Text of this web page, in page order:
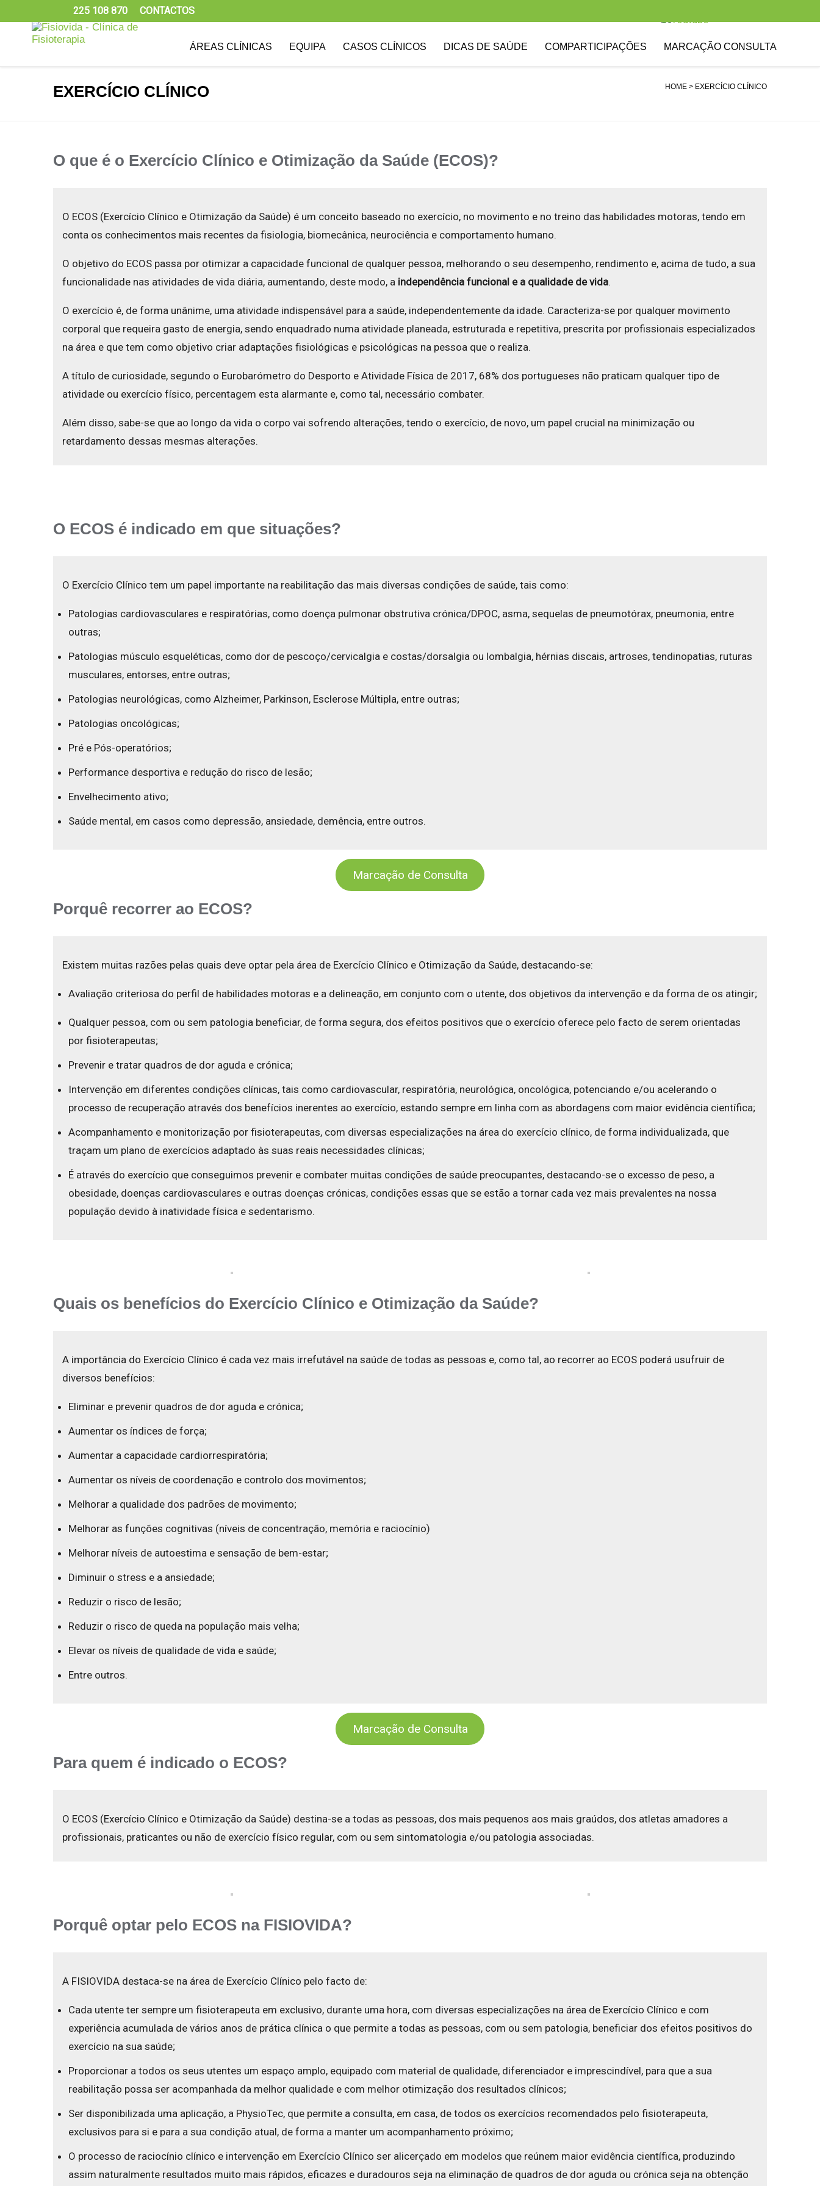
225 108 870 CONTACTOS
ÁREAS CLÍNICAS EQUIPA CASOS CLÍNICOS DICAS DE SAÚDE COMPARTICIPAÇÕES MARCAÇÃO CONSULTA
EXERCÍCIO CLÍNICO HOME > EXERCÍCIO CLÍNICO
O que é o Exercício Clínico e Otimização da Saúde (ECOS)?
O ECOS (Exercício Clínico e Otimização da Saúde) é um conceito baseado no exercício, no movimento e no treino das habilidades motoras, tendo em
conta os conhecimentos mais recentes da fisiologia, biomecânica, neurociência e comportamento humano.
O objetivo do ECOS passa por otimizar a capacidade funcional de qualquer pessoa, melhorando o seu desempenho, rendimento e, acima de tudo, a sua
funcionalidade nas atividades de vida diária, aumentando, deste modo, a independência funcional e a qualidade de vida.
O exercício é, de forma unânime, uma atividade indispensável para a saúde, independentemente da idade. Caracteriza-se por qualquer movimento
corporal que requeira gasto de energia, sendo enquadrado numa atividade planeada, estruturada e repetitiva, prescrita por profissionais especializados
na área e que tem como objetivo criar adaptações fisiológicas e psicológicas na pessoa que o realiza.
A título de curiosidade, segundo o Eurobarómetro do Desporto e Atividade Física de 2017, 68% dos portugueses não praticam qualquer tipo de
atividade ou exercício físico, percentagem esta alarmante e, como tal, necessário combater.
Além disso, sabe-se que ao longo da vida o corpo vai sofrendo alterações, tendo o exercício, de novo, um papel crucial na minimização ou
retardamento dessas mesmas alterações.
O ECOS é indicado em que situações?
O Exercício Clínico tem um papel importante na reabilitação das mais diversas condições de saúde, tais como:
Patologias cardiovasculares e respiratórias, como doença pulmonar obstrutiva crónica/DPOC, asma, sequelas de pneumotórax, pneumonia, entre
outras;
Patologias músculo esqueléticas, como dor de pescoço/cervicalgia e costas/dorsalgia ou lombalgia, hérnias discais, artroses, tendinopatias, ruturas
musculares, entorses, entre outras;
Patologias neurológicas, como Alzheimer, Parkinson, Esclerose Múltipla, entre outras;
Patologias oncológicas;
Pré e Pós-operatórios;
Performance desportiva e redução do risco de lesão;
Envelhecimento ativo;
Saúde mental, em casos como depressão, ansiedade, demência, entre outros.
Marcação de Consulta
Porquê recorrer ao ECOS?
Existem muitas razões pelas quais deve optar pela área de Exercício Clínico e Otimização da Saúde, destacando-se:
Avaliação criteriosa do perfil de habilidades motoras e a delineação, em conjunto com o utente, dos objetivos da intervenção e da forma de os atingir;
Qualquer pessoa, com ou sem patologia beneficiar, de forma segura, dos efeitos positivos que o exercício oferece pelo facto de serem orientadas
por fisioterapeutas;
Prevenir e tratar quadros de dor aguda e crónica;
Intervenção em diferentes condições clínicas, tais como cardiovascular, respiratória, neurológica, oncológica, potenciando e/ou acelerando o
processo de recuperação através dos benefícios inerentes ao exercício, estando sempre em linha com as abordagens com maior evidência científica;
Acompanhamento e monitorização por fisioterapeutas, com diversas especializações na área do exercício clínico, de forma individualizada, que
traçam um plano de exercícios adaptado às suas reais necessidades clínicas;
É através do exercício que conseguimos prevenir e combater muitas condições de saúde preocupantes, destacando-se o excesso de peso, a
obesidade, doenças cardiovasculares e outras doenças crónicas, condições essas que se estão a tornar cada vez mais prevalentes na nossa
população devido à inatividade física e sedentarismo.
Quais os benefícios do Exercício Clínico e Otimização da Saúde?
A importância do Exercício Clínico é cada vez mais irrefutável na saúde de todas as pessoas e, como tal, ao recorrer ao ECOS poderá usufruir de
diversos benefícios:
Eliminar e prevenir quadros de dor aguda e crónica;
Aumentar os índices de força;
Aumentar a capacidade cardiorrespiratória;
Aumentar os níveis de coordenação e controlo dos movimentos;
Melhorar a qualidade dos padrões de movimento;
Melhorar as funções cognitivas (níveis de concentração, memória e raciocínio)
Melhorar níveis de autoestima e sensação de bem-estar;
Diminuir o stress e a ansiedade;
Reduzir o risco de lesão;
Reduzir o risco de queda na população mais velha;
Elevar os níveis de qualidade de vida e saúde;
Entre outros.
Marcação de Consulta
Para quem é indicado o ECOS?
O ECOS (Exercício Clínico e Otimização da Saúde) destina-se a todas as pessoas, dos mais pequenos aos mais graúdos, dos atletas amadores a
profissionais, praticantes ou não de exercício físico regular, com ou sem sintomatologia e/ou patologia associadas.
Porquê optar pelo ECOS na FISIOVIDA?
A FISIOVIDA destaca-se na área de Exercício Clínico pelo facto de:
Cada utente ter sempre um fisioterapeuta em exclusivo, durante uma hora, com diversas especializações na área de Exercício Clínico e com
experiência acumulada de vários anos de prática clínica o que permite a todas as pessoas, com ou sem patologia, beneficiar dos efeitos positivos do
exercício na sua saúde;
Proporcionar a todos os seus utentes um espaço amplo, equipado com material de qualidade, diferenciador e imprescindível, para que a sua
reabilitação possa ser acompanhada da melhor qualidade e com melhor otimização dos resultados clínicos;
Ser disponibilizada uma aplicação, a PhysioTec, que permite a consulta, em casa, de todos os exercícios recomendados pelo fisioterapeuta,
exclusivos para si e para a sua condição atual, de forma a manter um acompanhamento próximo;
O processo de raciocínio clínico e intervenção em Exercício Clínico ser alicerçado em modelos que reúnem maior evidência científica, produzindo
assim naturalmente resultados muito mais rápidos, eficazes e duradouros seja na eliminação de quadros de dor aguda ou crónica seja na obtenção